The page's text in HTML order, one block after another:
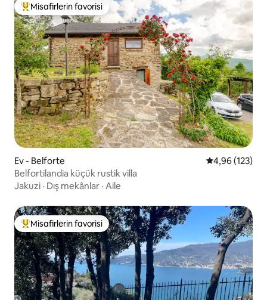
Misafirlerin favorilerinden en beğenilenler arasında
Misafirlerin favorisi
Ev - Belforte 5 üzerinden
4,96 (123)
Belfortilandia küçük rustik villa
Jakuzi · Dış mekânlar · Aile
Misafirlerin favorilerinden en beğenilenler arasında
Misafirlerin favorisi